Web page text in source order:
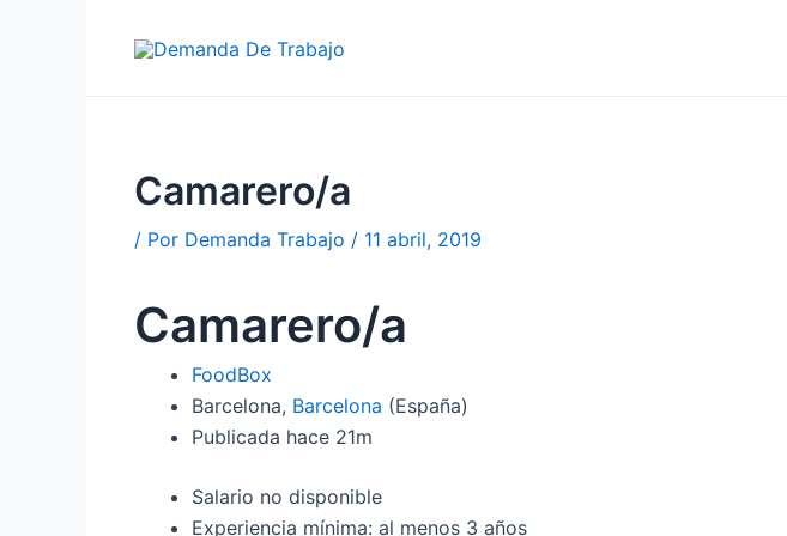
Camarero/a
/ Por Demanda Trabajo / 11 abril, 2019
Camarero/a
FoodBox
Barcelona, Barcelona (España)
Publicada hace 21m
Salario no disponible
Experiencia mínima: al menos 3 años